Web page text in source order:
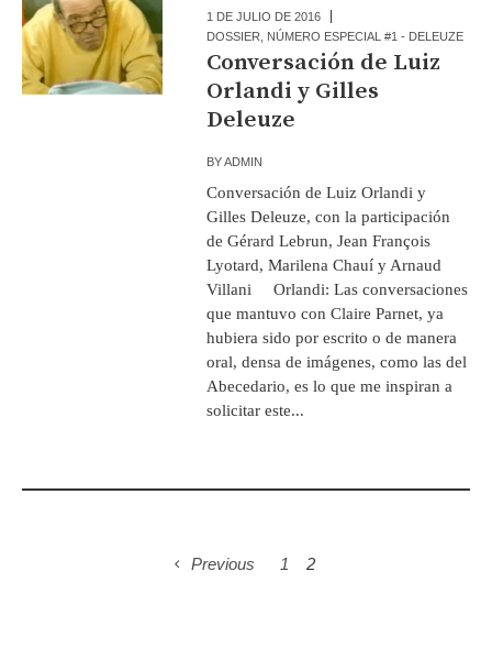
1 DE JULIO DE 2016
DOSSIER
NÚMERO ESPECIAL #1 - DELEUZE
Conversación de Luiz
Orlandi y Gilles
Deleuze
BYADMIN
Conversación de Luiz Orlandi y
Gilles Deleuze, con la participación
de Gérard Lebrun, Jean François
Lyotard, Marilena Chauí y Arnaud
Villani Orlandi: Las conversaciones
que mantuvo con Claire Parnet, ya
hubiera sido por escrito o de manera
oral, densa de imágenes, como las del
Abecedario, es lo que me inspiran a
solicitar este...
Previous 1 2